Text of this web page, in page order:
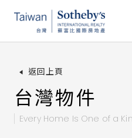
台灣物件
返回上頁
台灣物件
Every Home Is One of a